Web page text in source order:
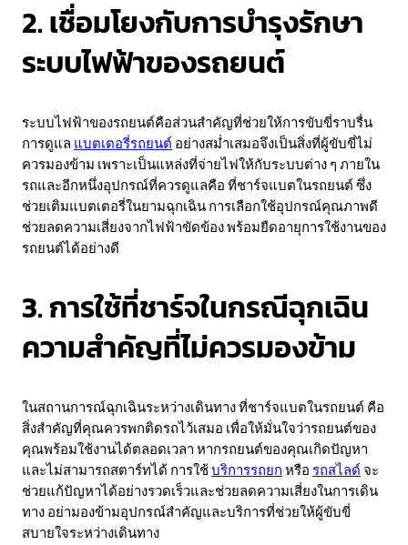
2. เชื่อมโยงกับการบำรุงรักษา
ระบบไฟฟ้าของรถยนต์
ระบบไฟฟ้าของรถยนต์คือส่วนสำคัญที่ช่วยให้การขับขี่ราบรื่น
การดูแล แบตเตอรี่รถยนต์อย่างสม่ำเสมอจึงเป็นสิ่งที่ผู้ขับขี่ไม่
ควรมองข้าม เพราะเป็นแหล่งที่จ่ายไฟให้กับระบบต่าง ๆ ภายใน
รถและอีกหนึ่งอุปกรณ์ที่ควรดูแลคือ ที่ชาร์จแบตในรถยนต์ ซึ่ง
ช่วยเติมแบตเตอรี่ในยามฉุกเฉิน การเลือกใช้อุปกรณ์คุณภาพดี
ช่วยลดความเสี่ยงจากไฟฟ้าขัดข้อง พร้อมยืดอายุการใช้งานของ
รถยนต์ได้อย่างดี
3. การใช้ที่ชาร์จในกรณีฉุกเฉิน
ความสำคัญที่ไม่ควรมองข้าม
ในสถานการณ์ฉุกเฉินระหว่างเดินทาง ที่ชาร์จแบตในรถยนต์ คือ
สิ่งสำคัญที่คุณควรพกติดรถไว้เสมอ เพื่อให้มั่นใจว่ารถยนต์ของ
คุณพร้อมใช้งานได้ตลอดเวลา หากรถยนต์ของคุณเกิดปัญหา
และไม่สามารถสตาร์ทได้ การใช้บริการรถยกหรือ รถสไลด์จะ
ช่วยแก้ปัญหาได้อย่างรวดเร็วและช่วยลดความเสี่ยงในการเดิน
ทาง อย่ามองข้ามอุปกรณ์สำคัญและบริการที่ช่วยให้ผู้ขับขี่
สบายใจระหว่างเดินทาง